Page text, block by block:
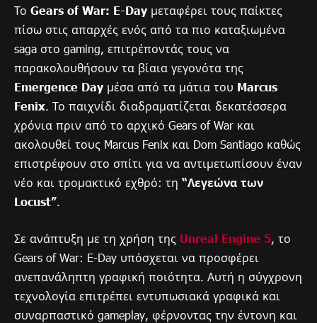
Το Gears of War: E-Day μεταφέρει τους παίκτες
πίσω στις απαρχές ενός από τα πιο καταξιωμένα
saga στο gaming, επιτρέποντάς τους να
παρακολουθήσουν τα βίαια γεγονότα της
Emergence Day μέσα από τα μάτια του Marcus
Fenix. Το παιχνίδι διαδραματίζεται δεκατέσσερα
χρόνια πριν από το αρχικό Gears of War και
ακολουθεί τους Marcus Fenix και Dom Santiago καθώς
επιστρέφουν στο σπίτι για να αντιμετωπίσουν έναν
νέο και τρομακτικό εχθρό: τη “Λεγεώνα των
Locust”.
Σε ανάπτυξη με τη χρήση της Unreal Engine 5, το
Gears of War: E-Day υπόσχεται να προσφέρει
ανεπανάληπτη γραφική ποιότητα. Αυτή η σύγχρονη
τεχνολογία επιτρέπει εντυπωσιακά γραφικά και
συναρπαστικό gameplay, φέρνοντας την έντονη και